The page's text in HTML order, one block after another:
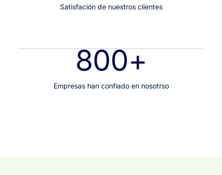
Satisfación de nuestros clientes
Empresas han confiado en nosotrso
800+